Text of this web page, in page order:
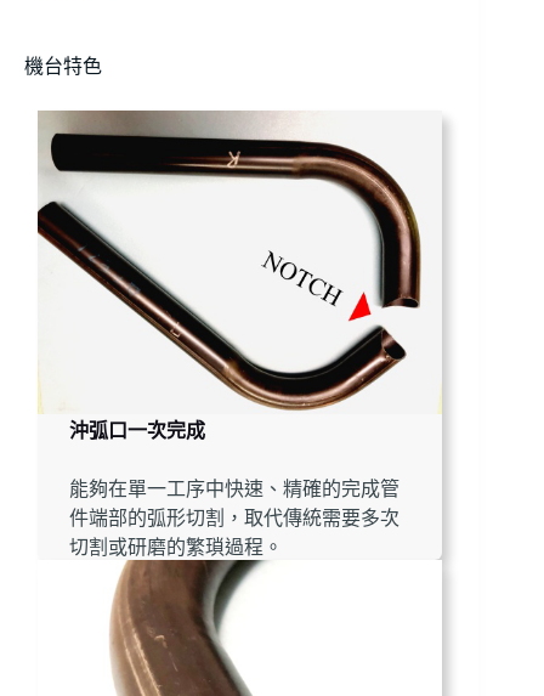
機台特色
沖弧口一次完成
能夠在單一工序中快速、精確的完成管
件端部的弧形切割，取代傳統需要多次
切割或研磨的繁瑣過程。